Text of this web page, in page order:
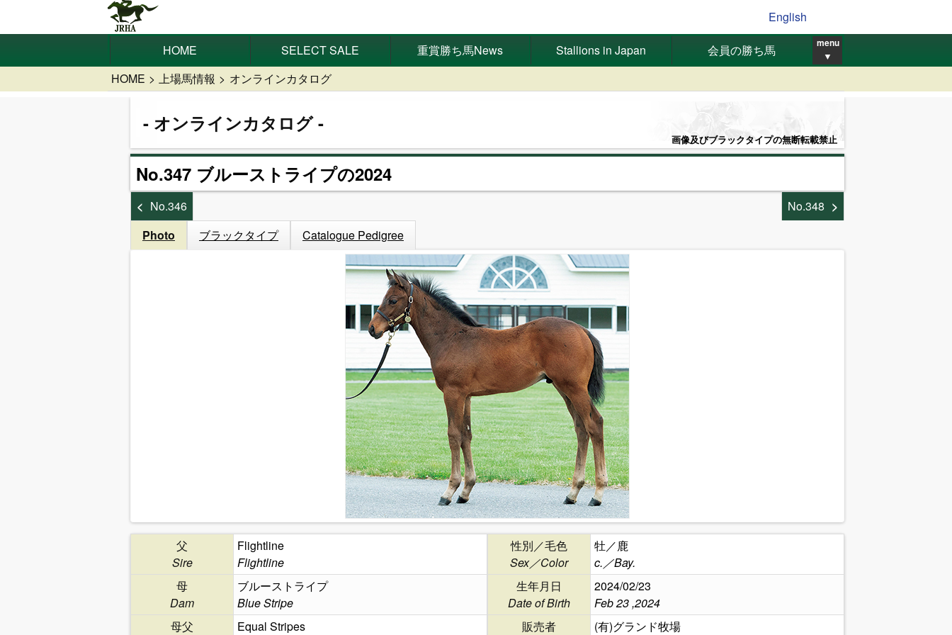
English
HOME SELECT SALE 重賞勝ち馬News Stallions in Japan 会員の勝ち馬 menu
▼
HOME 上場馬情報 オンラインカタログ
オンラインカタログ
画像及びブラックタイプの無断転載禁止
No.347 ブルーストライプの2024
No.346
No.348
Photo
ブラックタイプ Catalogue Pedigree
父
Sire
Flightline
Flightline
母
Dam
ブルーストライプ
Blue Stripe
母父
Equal Stripes
性別／毛色
Sex／Color
牡／鹿
c.／Bay.
生年月日
Date of Birth
2024/02/23
Feb 23 ,2024
販売者
(有)グランド牧場